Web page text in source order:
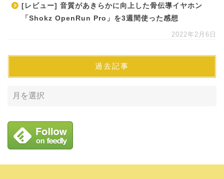
[レビュー] 音質があきらかに向上した骨伝導イヤホン
「Shokz OpenRun Pro」を3週間使った感想
2022年2月6日
過去記事